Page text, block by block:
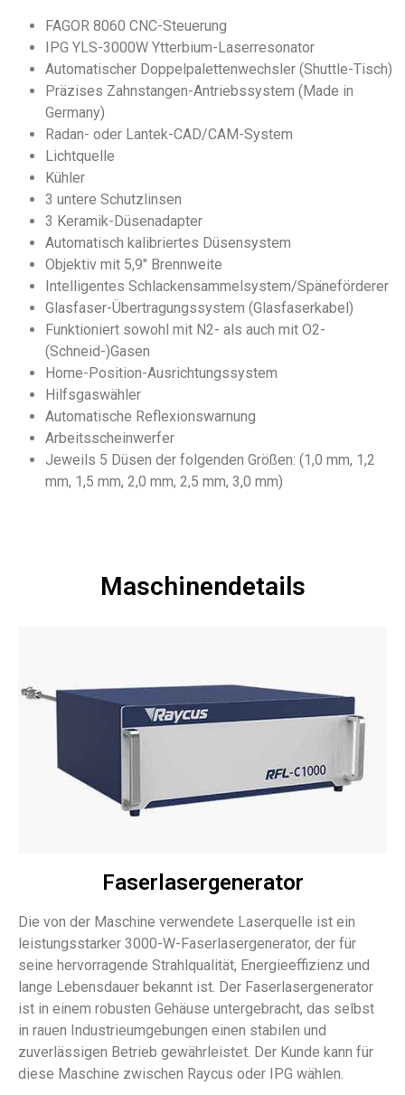
FAGOR 8060 CNC-Steuerung
IPG YLS-3000W Ytterbium-Laserresonator
Automatischer Doppelpalettenwechsler (Shuttle-Tisch)
Präzises Zahnstangen-Antriebssystem (Made in
Germany)
Radan- oder Lantek-CAD/CAM-System
Lichtquelle
Kühler
3 untere Schutzlinsen
3 Keramik-Düsenadapter
Automatisch kalibriertes Düsensystem
Objektiv mit 5,9" Brennweite
Intelligentes Schlackensammelsystem/Späneförderer
Glasfaser-Übertragungssystem (Glasfaserkabel)
Funktioniert sowohl mit N2- als auch mit O2-
(Schneid-)Gasen
Home-Position-Ausrichtungssystem
Hilfsgaswähler
Automatische Reflexionswarnung
Arbeitsscheinwerfer
Jeweils 5 Düsen der folgenden Größen: (1,0 mm, 1,2
mm, 1,5 mm, 2,0 mm, 2,5 mm, 3,0 mm)
Maschinendetails
Faserlasergenerator
Die von der Maschine verwendete Laserquelle ist ein
leistungsstarker 3000-W-Faserlasergenerator, der für
seine hervorragende Strahlqualität, Energieeffizienz und
lange Lebensdauer bekannt ist. Der Faserlasergenerator
ist in einem robusten Gehäuse untergebracht, das selbst
in rauen Industrieumgebungen einen stabilen und
zuverlässigen Betrieb gewährleistet. Der Kunde kann für
diese Maschine zwischen Raycus oder IPG wählen.